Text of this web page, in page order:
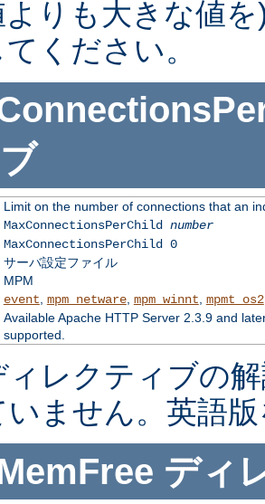
りも大きな値
ください。
Limit on the number of connections that an
MaxConnectionsPerChild number
MaxConnectionsPerChild 0
サーバ設定ファイル
MPM
event mpm_netware, mpm_winnt mpmt_os2
Available Apache HTTP Server 2.3.9 and
supported.
ィレクティブの
いません。英語
ディ